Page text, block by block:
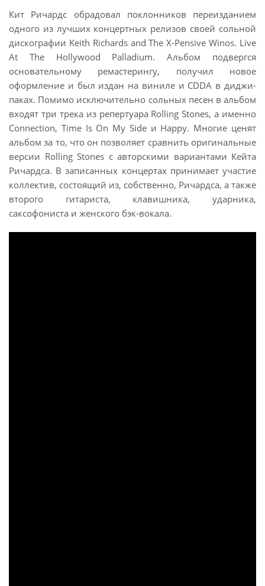
Кит Ричардс обрадовал поклонников переизданием
одного из лучших концертных релизов своей сольной
дискографии Keith Richards and The X-Pensive Winos. Live
At The Hollywood Palladium. Альбом подвергся
основательному ремастерингу, получил новое
оформление и был издан на виниле и CDDA в диджи-
паках. Помимо исключительно сольных песен в альбом
входят три трека из репертуара Rolling Stones, а именно
Connection, Time Is On My Side и Happy. Многие ценят
альбом за то, что он позволяет сравнить оригинальные
версии Rolling Stones с авторскими вариантами Кейта
Ричардса. В записанных концертах принимает участие
коллектив, состоящий из, собственно, Ричардса, а также
второго гитариста, клавишника, ударника,
саксофониста и женского бэк-вокала.